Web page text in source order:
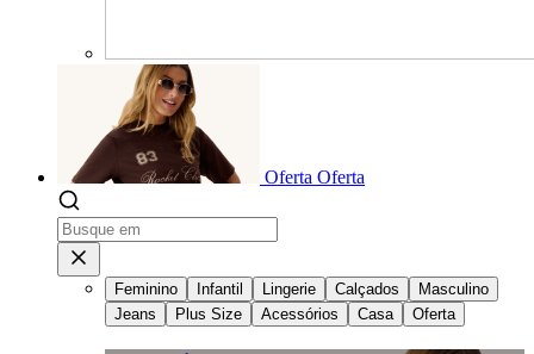
Oferta Oferta
Feminino Infantil Lingerie Calçados
Masculino
Jeans
Plus Size Acessórios Casa Oferta